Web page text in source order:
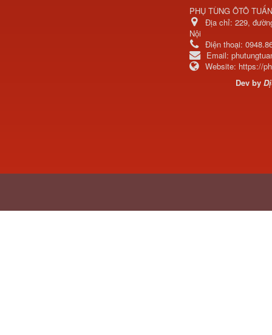
PHỤ TÙNG ÔTÔ
Địa chỉ: 229,
Nội
Điện thoại:
Email:
Website: https://
Dev by